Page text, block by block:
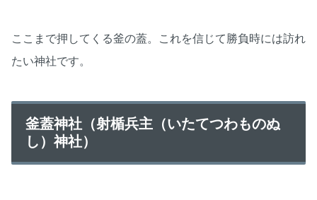
ここまで押してくる釜の蓋。これを信じて勝負時には訪れ
たい神社です。
釜蓋神社（射楯兵主（いたてつわものぬ
し）神社）